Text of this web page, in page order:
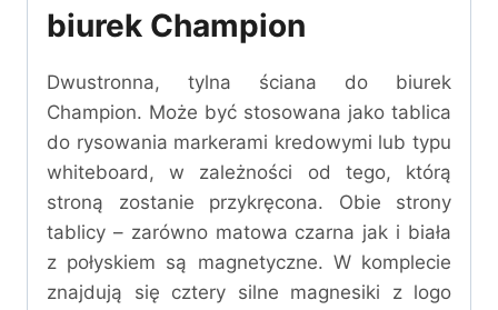
biurek Champion
Dwustronna, tylna ściana do biurek
Champion. Może być stosowana jako tablica
do rysowania markerami kredowymi lub typu
whiteboard, w zależności od tego, którą
stroną zostanie przykręcona. Obie strony
tablicy – zarówno matowa czarna jak i biała
z połyskiem są magnetyczne. W komplecie
znajdują się cztery silne magnesiki z logo